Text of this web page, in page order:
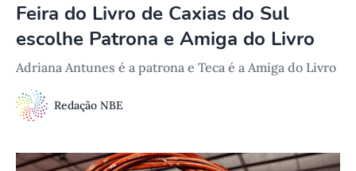
Feira do Livro de Caxias do Sul
escolhe Patrona e Amiga do Livro
Adriana Antunes é a patrona e Teca é a Amiga do Livro
Redação NBE